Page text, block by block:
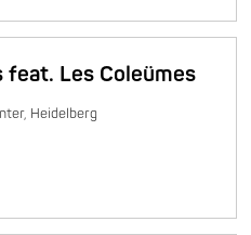
Les Coleümes
Heidelberg